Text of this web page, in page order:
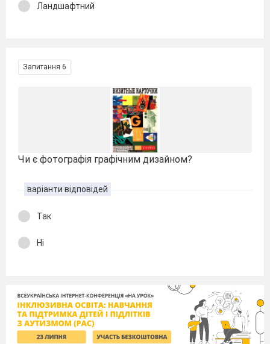
Ландшафтний
Запитання 6
Чи є фотографія графічним дизайном?
варіанти відповідей
Так
Ні